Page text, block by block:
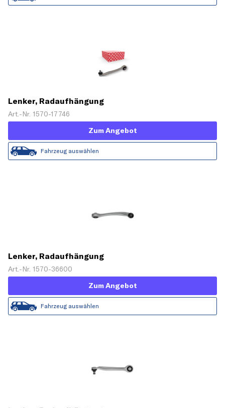
Lenker, Radaufhängung
Art.-Nr. 1570-17746
Zum Angebot
Fahrzeug auswählen
Lenker, Radaufhängung
Art.-Nr. 1570-36600
Zum Angebot
Fahrzeug auswählen